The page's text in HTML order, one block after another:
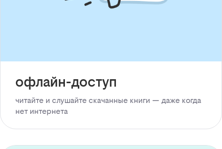
офлайн-доступ
читайте и слушайте скачанные книги — даже когда
нет интернета